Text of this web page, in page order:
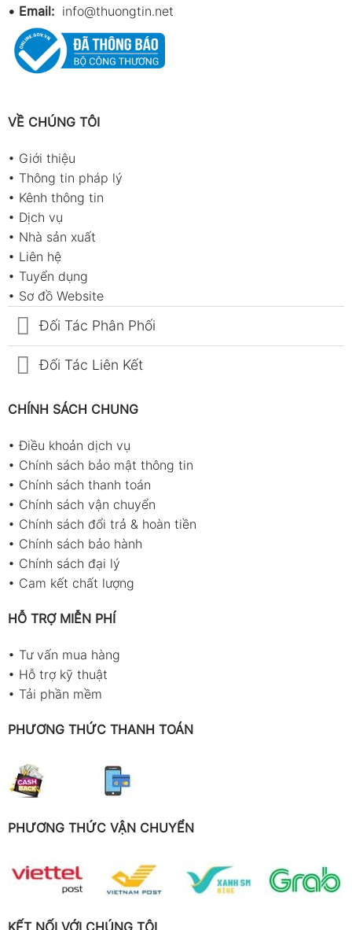
• Email: info@thuongtin.net
VỀ CHÚNG TÔI
• Giới thiệu
• Thông tin pháp lý
• Kênh thông tin
• Dịch vụ
• Nhà sản xuất
• Liên hệ
• Tuyển dụng
• Sơ đồ Website
Đối Tác Phân Phối
Đối Tác Liên Kết
CHÍNH SÁCH CHUNG
•Điều khoản dịch vụ
• Chính sách bảo mật thông tin
• Chính sách thanh toán
• Chính sách vận chuyển
• Chính sách đổi trả & hoàn tiền
• Chính sách bảo hành
• Chính sách đại lý
• Cam kết chất lượng
HỖ TRỢ MIỄN PHÍ
• Tư vấn mua hàng
• Hỗ trợ kỹ thuật
• Tải phần mềm
PHƯƠNG THỨC THANH TOÁN
PHƯƠNG THỨC VẬN CHUYỂN